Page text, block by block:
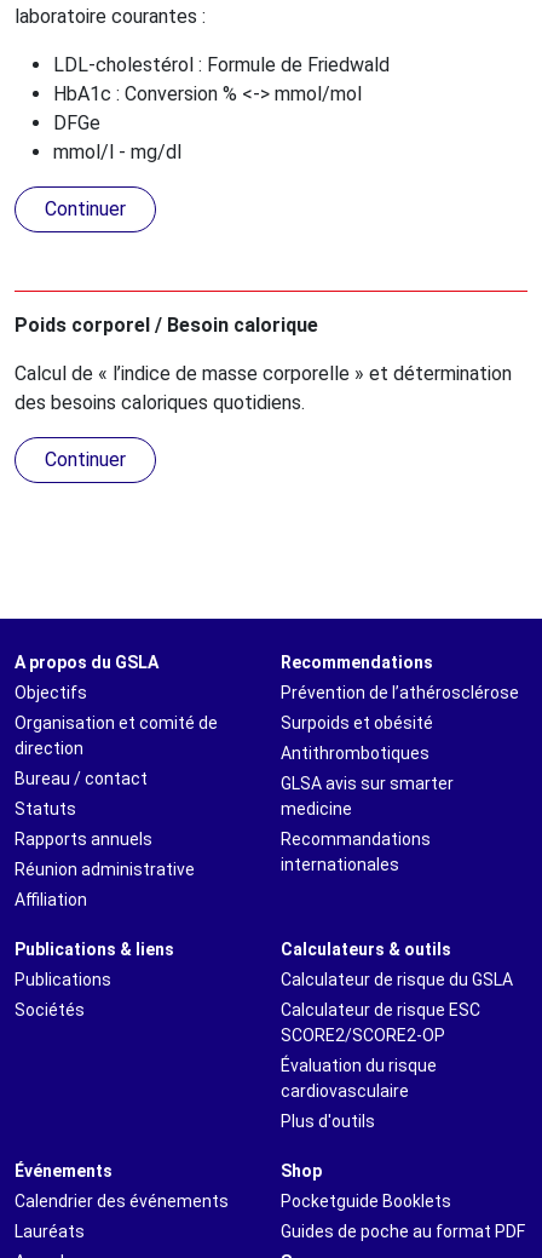
laboratoire courantes :
LDL-cholestérol : Formule de Friedwald
HbA1c : Conversion % <-> mmol/mol
DFGe
mmol/l - mg/dl
Continuer
Poids corporel / Besoin calorique
Calcul de « l’indice de masse corporelle » et détermination
des besoins caloriques quotidiens.
Continuer
A propos du GSLA
Objectifs
Organisation et comité de
direction
Bureau / contact
Statuts
Rapports annuels
Réunion administrative
Affiliation
Recommendations
Prévention de l’athérosclérose
Surpoids et obésité
Antithrombotiques
GLSA avis sur smarter
medicine
Recommandations
internationales
Publications & liens
Publications
Sociétés
Calculateurs & outils
Calculateur de risque du GSLA
Calculateur de risque ESC
SCORE2/SCORE2-OP
Évaluation du risque
cardiovasculaire
Plus d'outils
Événements
Calendrier des événements
Lauréats
Shop
Pocketguide Booklets
Guides de poche au format PDF